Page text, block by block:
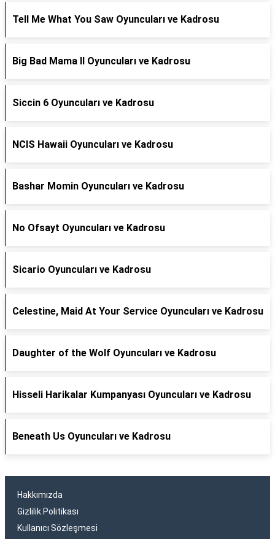
Tell Me What You Saw Oyuncuları ve Kadrosu
Big Bad Mama II Oyuncuları ve Kadrosu
Siccin 6 Oyuncuları ve Kadrosu
NCIS Hawaii Oyuncuları ve Kadrosu
Bashar Momin Oyuncuları ve Kadrosu
No Ofsayt Oyuncuları ve Kadrosu
Sicario Oyuncuları ve Kadrosu
Celestine, Maid At Your Service Oyuncuları ve Kadrosu
Daughter of the Wolf Oyuncuları ve Kadrosu
Hisseli Harikalar Kumpanyası Oyuncuları ve Kadrosu
Beneath Us Oyuncuları ve Kadrosu
Hakkımızda
Gizlilik Politikası
Kullanıcı Sözleşmesi